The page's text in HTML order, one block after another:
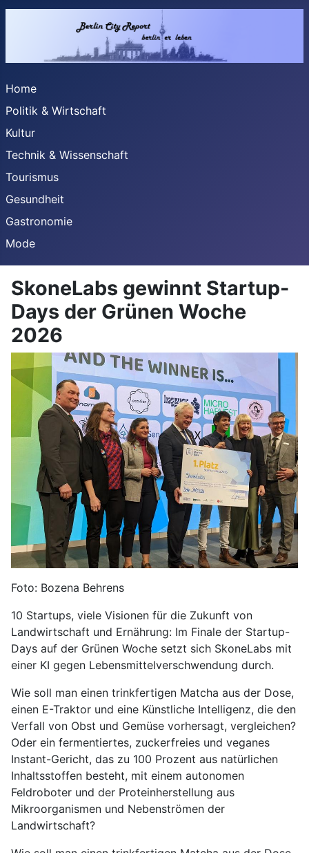
Home
Politik & Wirtschaft
Kultur
Technik & Wissenschaft
Tourismus
Gesundheit
Gastronomie
Mode
SkoneLabs gewinnt Startup-
Days der Grünen Woche
2026
Foto: Bozena Behrens
10 Startups, viele Visionen für die Zukunft von
Landwirtschaft und Ernährung: Im Finale der Startup-
Days auf der Grünen Woche setzt sich SkoneLabs mit
einer KI gegen Lebensmittelverschwendung durch.
Wie soll man einen trinkfertigen Matcha aus der Dose,
einen E-Traktor und eine Künstliche Intelligenz, die den
Verfall von Obst und Gemüse vorhersagt, vergleichen?
Oder ein fermentiertes, zuckerfreies und veganes
Instant-Gericht, das zu 100 Prozent aus natürlichen
Inhaltsstoffen besteht, mit einem autonomen
Feldroboter und der Proteinherstellung aus
Mikroorganismen und Nebenströmen der
Landwirtschaft?